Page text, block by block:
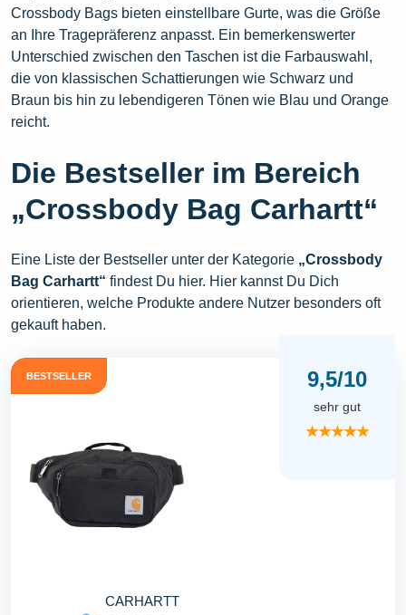
Crossbody Bags bieten einstellbare Gurte, was die Größe
an Ihre Tragepräferenz anpasst. Ein bemerkenswerter
Unterschied zwischen den Taschen ist die Farbauswahl,
die von klassischen Schattierungen wie Schwarz und
Braun bis hin zu lebendigeren Tönen wie Blau und Orange
reicht.
Die Bestseller im Bereich
„Crossbody Bag Carhartt“
Eine Liste der Bestseller unter der Kategorie „Crossbody
Bag Carhartt“ findest Du hier. Hier kannst Du Dich
orientieren, welche Produkte andere Nutzer besonders oft
gekauft haben.
BESTSELLER
CARHARTT
9,5/10
sehr gut
★★★★★